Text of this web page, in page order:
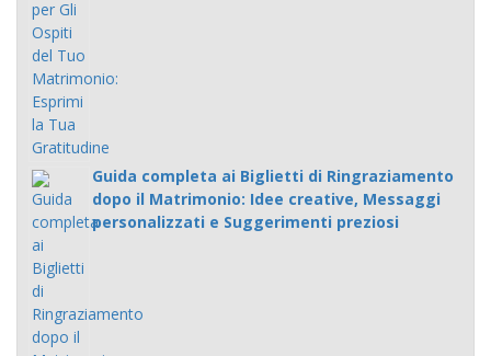
Guida completa ai Biglietti di Ringraziamento
dopo il Matrimonio: Idee creative, Messaggi
personalizzati e Suggerimenti preziosi